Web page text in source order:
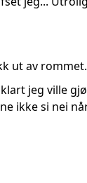
ut av
jeg ville
ikke si nei